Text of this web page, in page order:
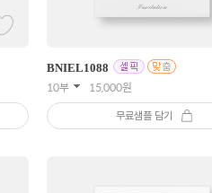
BNIEL1088
10부 15,000원
무료샘플 담기